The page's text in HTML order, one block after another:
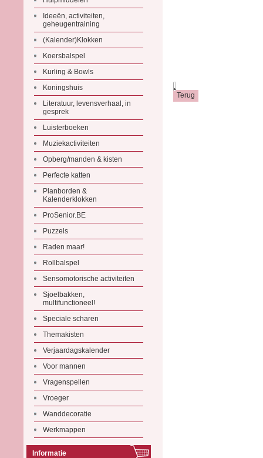
Ideeën, activiteiten,
geheugentraining
(Kalender)Klokken
Koersbalspel
Kurling & Bowls
Koningshuis
Literatuur, levensverhaal, in
gesprek
Luisterboeken
Muziekactiviteiten
Opberg/manden & kisten
Perfecte katten
Planborden &
Kalenderklokken
ProSenior.BE
Puzzels
Raden maar!
Rollbalspel
Sensomotorische activiteiten
Sjoelbakken,
multifunctioneel!
Speciale scharen
Themakisten
Verjaardagskalender
Voor mannen
Vragenspellen
Vroeger
Wanddecoratie
Werkmappen
Informatie
.